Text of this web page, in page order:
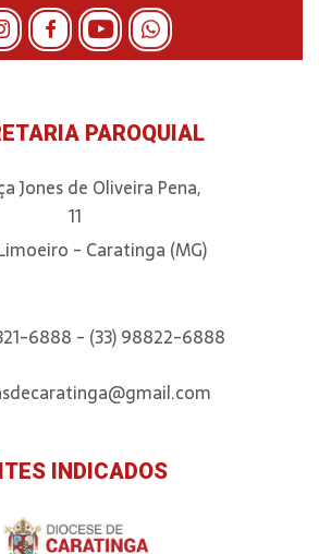
PAROQUIAL
Jones de Oliveira Pena,
11
- Caratinga (MG)
6888 - (33) 98822-6888
INDICADOS